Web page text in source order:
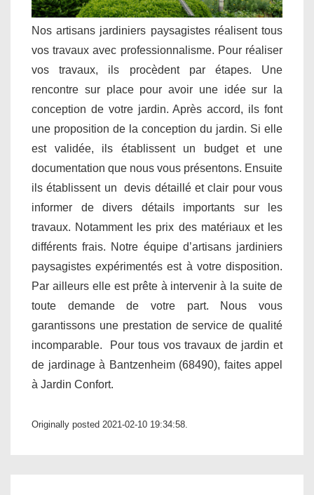
Nos artisans jardiniers paysagistes réalisent tous
vos travaux avec professionnalisme. Pour réaliser
vos travaux, ils procèdent par étapes. Une
rencontre sur place pour avoir une idée sur la
conception de votre jardin. Après accord, ils font
une proposition de la conception du jardin. Si elle
est validée, ils établissent un budget et une
documentation que nous vous présentons. Ensuite
ils établissent un devis détaillé et clair pour vous
informer de divers détails importants sur les
travaux. Notamment les prix des matériaux et les
différents frais. Notre équipe d’artisans jardiniers
paysagistes expérimentés est à votre disposition.
Par ailleurs elle est prête à intervenir à la suite de
toute demande de votre part. Nous vous
garantissons une prestation de service de qualité
incomparable. Pour tous vos travaux de jardin et
de jardinage à Bantzenheim (68490), faites appel
à Jardin Confort.
Originally posted 2021-02-10 19:34:58.